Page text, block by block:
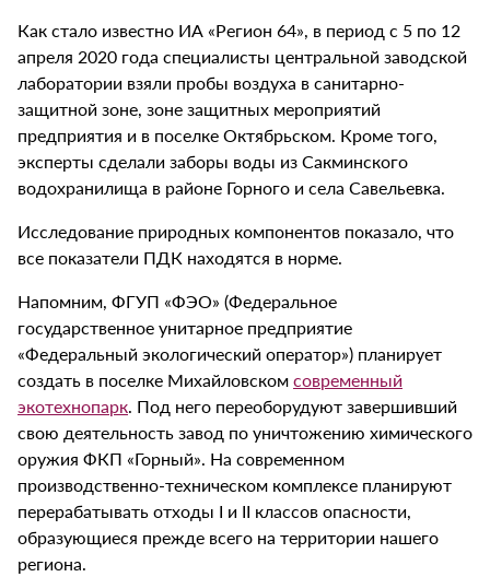
Как стало известно ИА «Регион 64», в период с 5 по 12
апреля 2020 года специалисты центральной заводской
лаборатории взяли пробы воздуха в санитарно-
защитной зоне, зоне защитных мероприятий
предприятия и в поселке Октябрьском. Кроме того,
эксперты сделали заборы воды из Сакминского
водохранилища в районе Горного и села Савельевка.
Исследование природных компонентов показало, что
все показатели ПДК находятся в норме.
Напомним, ФГУП «ФЭО» (Федеральное
государственное унитарное предприятие
«Федеральный экологический оператор») планирует
создать в поселке Михайловскомсовременный
экотехнопарк. Под него переоборудуют завершивший
свою деятельность завод по уничтожению химического
оружия ФКП «Горный». На современном
производственно-техническом комплексе планируют
перерабатывать отходы I и II классов опасности,
образующиеся прежде всего на территории нашего
региона.